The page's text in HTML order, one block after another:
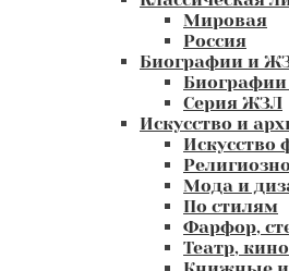
Мировая
Россия
Биографии и
Серия ЖЗЛ
Искусство и
Искусство
Мода и
По стилям
Фарфор,
Театр,